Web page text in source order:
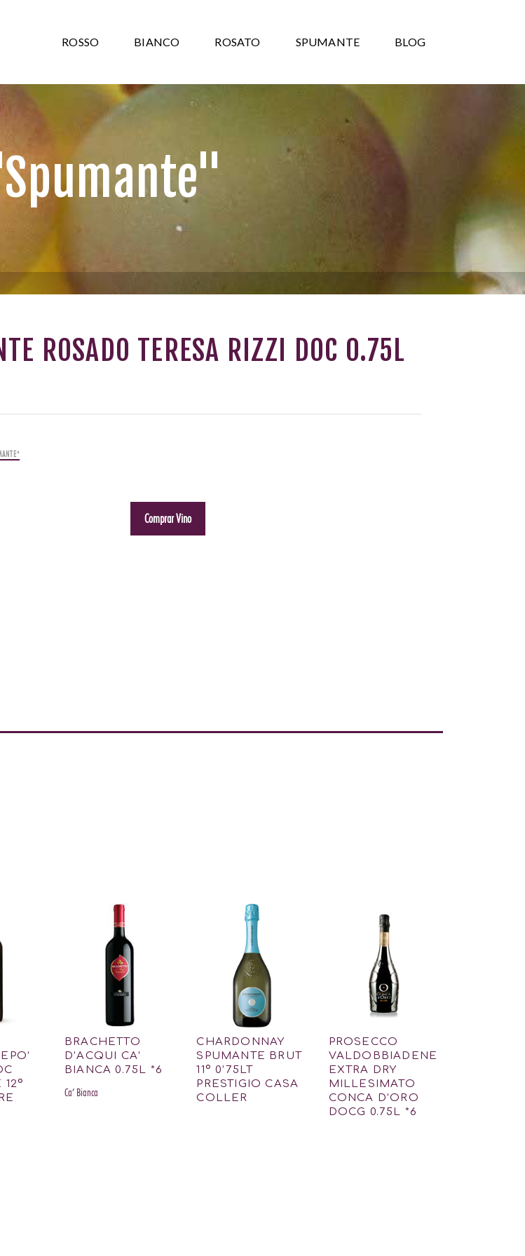
ROSSO BIANCO ROSATO SPUMANTE BLOG
ROSADO TERESA RIZZI DOC 0.75L
Comprar Vino
12º
BRACHETTO
D’ACQUI CA’
BIANCA 0.75L *6
Ca’ Bianca
CHARDONNAY
SPUMANTE BRUT
11º 0’75LT
PRESTIGIO CASA
COLLER
PROSECCO
VALDOBBIADENE
EXTRA DRY
MILLESIMATO
CONCA D’ORO
DOCG 0.75L *6